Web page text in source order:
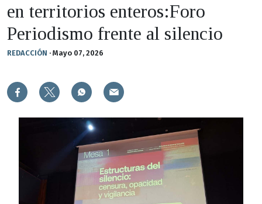
en territorios enteros:Foro
Periodismo frente al silencio
REDACCIÓN · Mayo 07, 2026